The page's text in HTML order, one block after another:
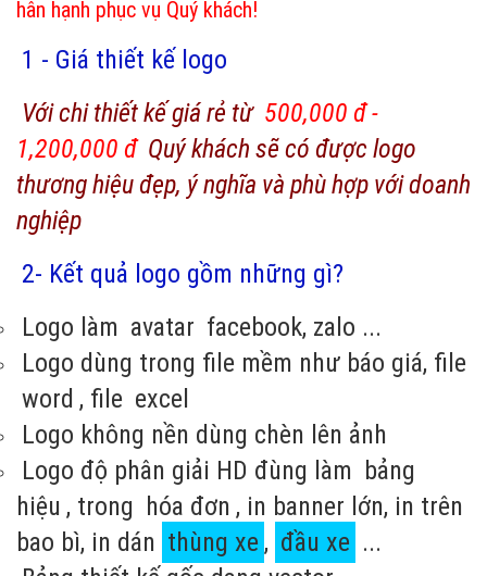
hân hạnh phục vụ Quý khách!
1 - Giá thiết kế logo
Với chi thiết kế giá rẻ từ 500,000 đ -
1,200,000 đ Quý khách sẽ có được logo
thương hiệu đẹp, ý nghĩa và phù hợp với doanh
nghiệp
2- Kết quả logo gồm những gì?
Logo làm avatar facebook, zalo ...
Logo dùng trong file mềm như báo giá, file
word , file excel
Logo không nền dùng chèn lên ảnh
Logo độ phân giải HD đùng làm
bảng
hiệu , trong hóa đơn , in banner lớn, in trên
bao bì, in dán thùng xe , đầu xe ...